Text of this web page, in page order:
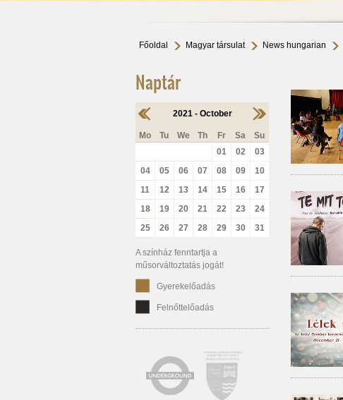
Főoldal Magyar társulat News hungarian
Naptár
2021 - October
Mo Tu We Th Fr Sa
Su
01
02
03
04
05 06 07 08 09
10
11
12 13 14 15 16
17
18
19 20 21 22 23
24
25
26 27 28 29 30 31
A színház fenntartja a
műsorváltoztatás jogát!
Gyerekelőadás
Felnőttelőadás